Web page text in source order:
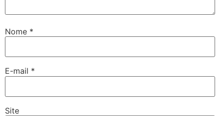
Nome *
E-mail *
Site